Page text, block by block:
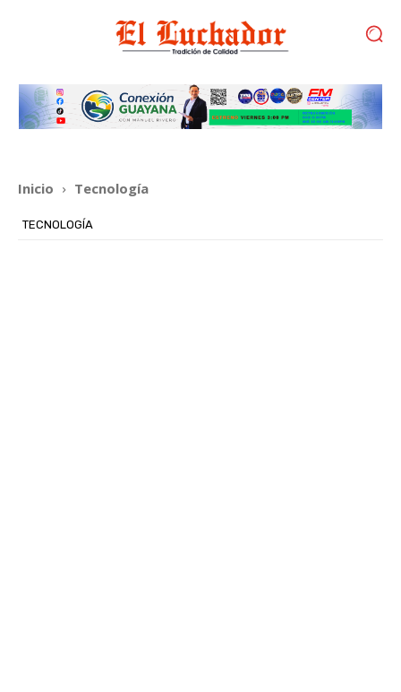
Inicio Tecnología
TECNOLOGÍA